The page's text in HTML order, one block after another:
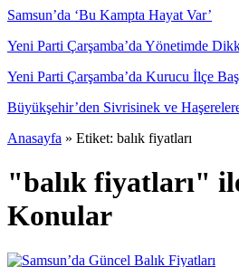
Samsun’da ‘Bu Kampta Hayat Var’
Yeni Parti Çarşamba’da Yönetimde
Yeni Parti Çarşamba’da Kurucu İlçe
Büyükşehir’den Sivrisinek ve
Anasayfa » Etiket: balık fiyatları
"balık fiyatları"
Konular